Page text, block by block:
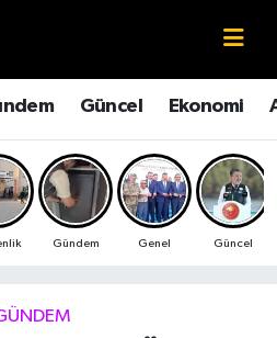
Güncel Ekonomi
Gündem Genel Güncel
Röportajları
Eczaneler
Durumu
Vakitleri
Yoğunluk Haritası
ve Fikstür